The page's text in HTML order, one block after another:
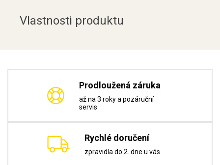
Vlastnosti produktu
Prodloužená záruka
až na 3 roky a pozáruční
servis
Rychlé doručení
zpravidla do 2. dne u vás